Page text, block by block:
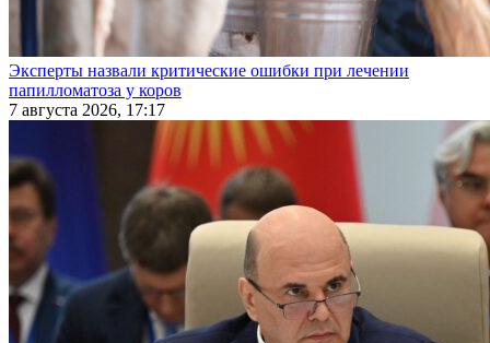
Эксперты назвали критические ошибки при лечении
папилломатоза у коров
7 августа 2026, 17:17